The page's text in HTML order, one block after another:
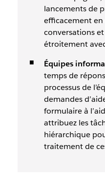
lancements de
efficacement
conversations
étroitement
Équipes
temps de
processus de
demandes
formulaire à
attribuez les
hiérarchique
traitement de